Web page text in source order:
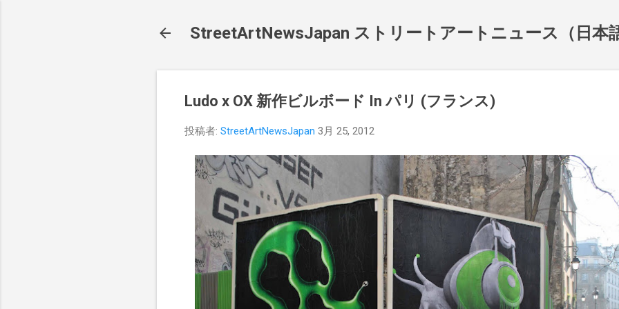
StreetArtNewsJapan ストリートアートニュース（日本
Ludo x OX 新作ビルボード In パリ (フランス)
投稿者: StreetArtNewsJapan 3月 25, 2012